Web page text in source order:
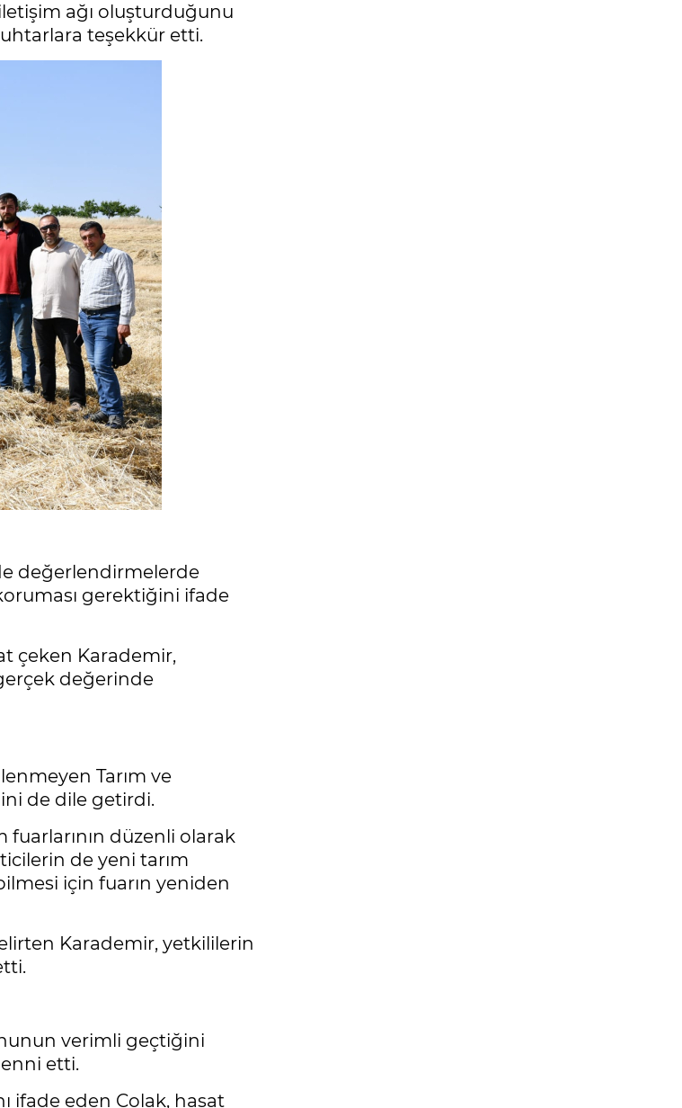
ağı oluşturduğunu
teşekkür etti.
değerlendirmelerde
gerektiğini ifade
çeken Karademir,
değerinde
Tarım ve
de dile getirdi.
düzenli olarak
de yeni tarım
için fuarın yeniden
Karademir, yetkililerin
verimli geçtiğini
etti.
ifade eden Çolak, hasat